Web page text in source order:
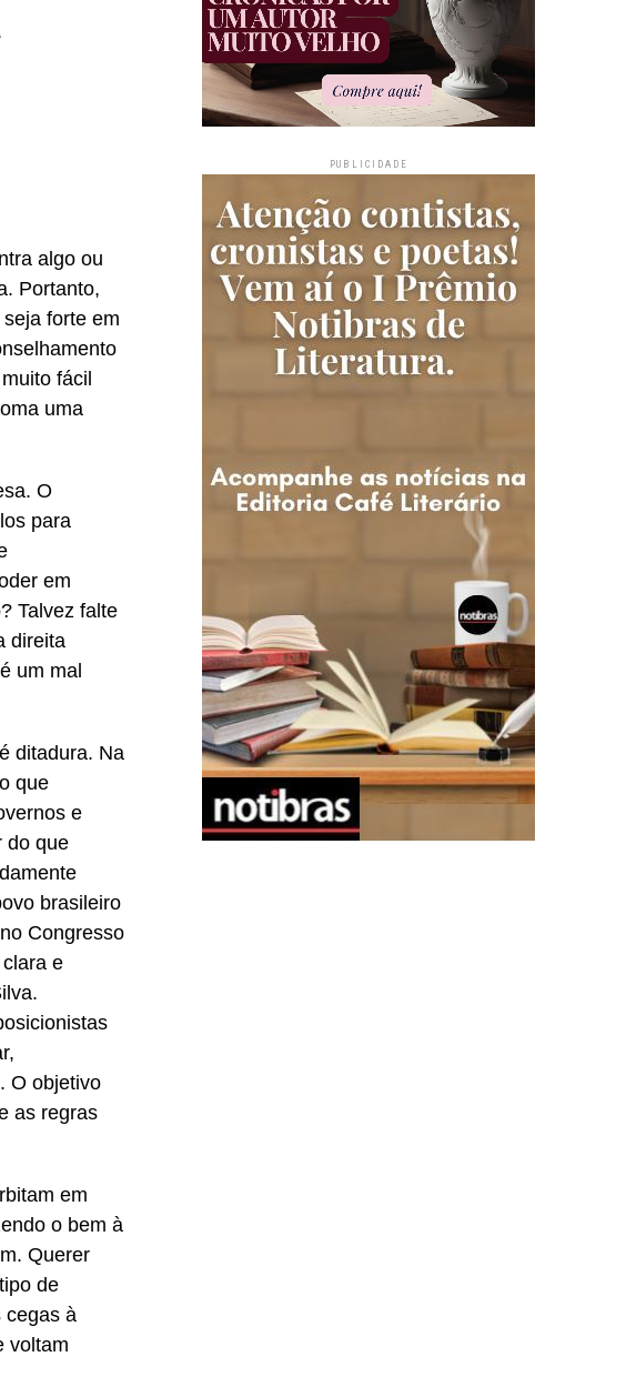
algo ou
Portanto,
forte em
fácil
uma
O
para
em
Talvez falte
direita
um mal
ditadura. Na
que
e
do que
brasileiro
Congresso
e
O objetivo
as regras
em
o bem à
Querer
de
cegas à
voltam
PUBLICIDADE